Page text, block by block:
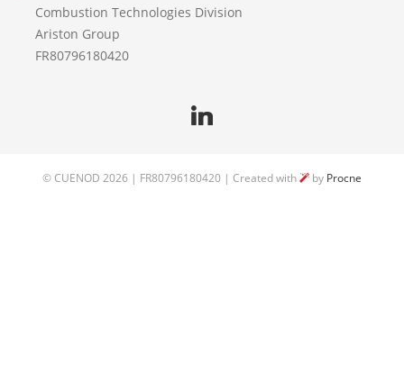
Combustion Technologies Division
Ariston Group
FR80796180420
©CUENOD 2026 | FR80796180420 | Created with by Procne